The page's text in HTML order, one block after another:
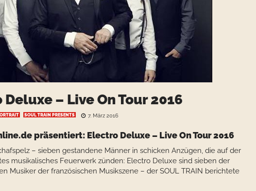
– Live On Tour 2016
SOUL TRAIN PRESENTS 7. März 2016
präsentiert: Electro Deluxe – Live On Tour 2016
– sieben gestandene Männer in schicken Anzügen, die auf der
musikalisches Feuerwerk zünden: Electro Deluxe sind sieben der
Musiker der französischen Musikszene – der SOUL TRAIN berichtete